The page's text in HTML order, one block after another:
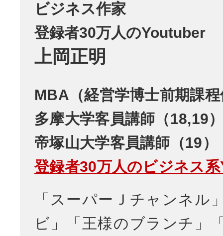
ビジネス作家
登録者30万人のYoutuber
上岡正明
MBA（経営学博士前期課
多摩大学客員講師（18,19
帝塚山大学客員講師（19）
登録者30万人のビジネス
「スーパーＪチャンネル
ビ」「王様のブランチ」